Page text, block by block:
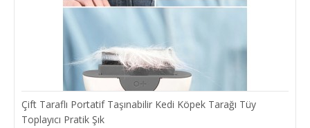
Çift Taraflı Portatif Taşınabilir Kedi Köpek Tarağı Tüy
Toplayıcı Pratik Şık